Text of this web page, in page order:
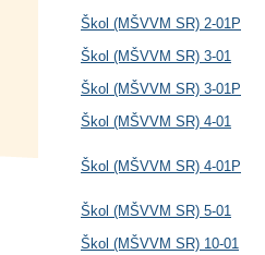
Škol (MŠVVM SR) 2-01P
Škol (MŠVVM SR) 3-01
Škol (MŠVVM SR) 3-01P
Škol (MŠVVM SR) 4-01
Škol (MŠVVM SR) 4-01P
Škol (MŠVVM SR) 5-01
Škol (MŠVVM SR) 10-01